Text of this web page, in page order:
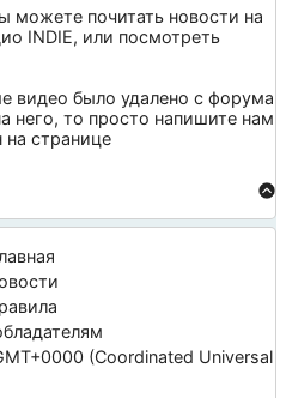
можете почитать новости на
INDIE, или посмотреть
видео было удалено с форума
него, то просто напишите нам
странице
(Coordinated Universal